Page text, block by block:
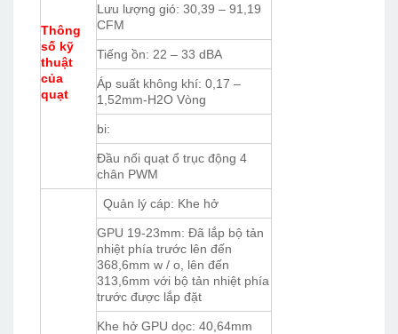
Thông
số kỹ
thuật
của
quạt
Lưu lượng gió: 30,39 – 91,19
CFM
Tiếng ồn: 22 – 33 dBA
Áp suất không khí: 0,17 –
1,52mm-H2O Vòng
bi:
Đầu nối quạt ổ trục động 4
chân PWM
Quản lý cáp: Khe hở
GPU 19-23mm: Đã lắp bộ tản
nhiệt phía trước lên đến
368,6mm w / o, lên đến
313,6mm với bộ tản nhiệt phía
trước được lắp đặt
Khe hở GPU dọc: 40,64mm